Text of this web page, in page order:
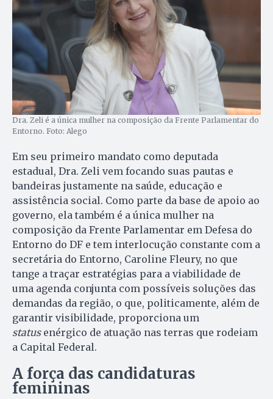
Dra. Zeli é a única mulher na composição da Frente Parlamentar do
Entorno. Foto: Alego
Em seu primeiro mandato como deputada
estadual, Dra. Zeli vem focando suas pautas e
bandeiras justamente na saúde, educação e
assistência social. Como parte da base de apoio ao
governo, ela também é a única mulher na
composição da Frente Parlamentar em Defesa do
Entorno do DF e tem interlocução constante com a
secretária do Entorno, Caroline Fleury, no que
tange a traçar estratégias para a viabilidade de
uma agenda conjunta com possíveis soluções das
demandas da região, o que, politicamente, além de
garantir visibilidade, proporciona um
statusenérgico de atuação nas terras que rodeiam
a Capital Federal.
A força das candidaturas
femininas